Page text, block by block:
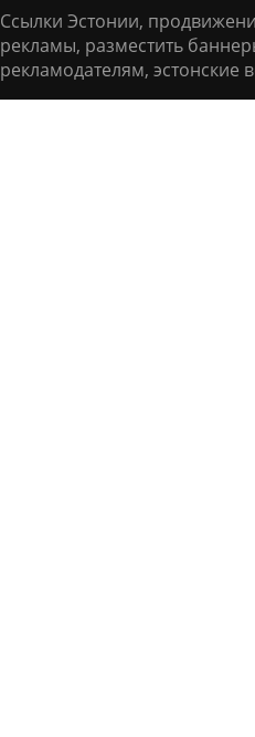
Ссылки Эстонии,
рекламы, разместить
рекламодателям, эстонские